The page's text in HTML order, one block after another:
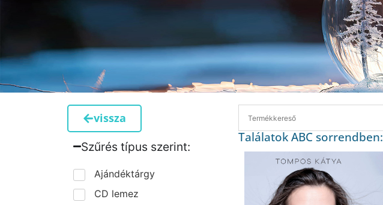
vissza
Szűrés típus szerint:​
Ajándéktárgy
CD lemez
Találatok ABC sorrendben: